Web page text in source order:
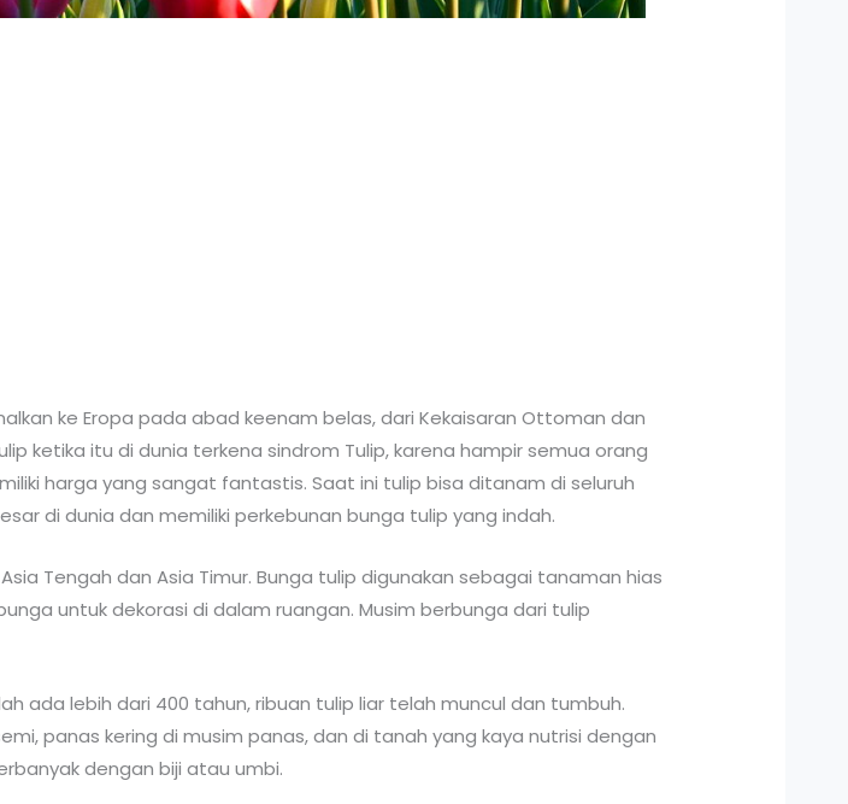
ke Eropa pada abad keenam belas, dari Kekaisaran Ottoman dan
ketika itu di dunia terkena sindrom Tulip, karena hampir semua orang
harga yang sangat fantastis. Saat ini tulip bisa ditanam di seluruh
di dunia dan memiliki perkebunan bunga tulip yang indah.
Tengah dan Asia Timur. Bunga tulip digunakan sebagai tanaman hias
untuk dekorasi di dalam ruangan. Musim berbunga dari tulip
ada lebih dari 400 tahun, ribuan tulip liar telah muncul dan tumbuh.
panas kering di musim panas, dan di tanah yang kaya nutrisi dengan
dengan biji atau umbi.